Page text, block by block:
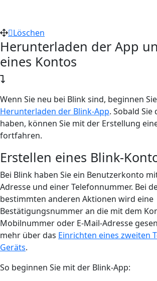
Löschen
Herunterladen der App
eines Kontos
Wenn Sie neu bei Blink sind, beginnen
Herunterladen der Blink-App. Sobald
haben, können Sie mit der Erstellung
fortfahren.
Erstellen eines Blink-
Bei Blink haben Sie ein Benutzerkonto
Adresse und einer Telefonnummer. Bei
bestimmten anderen Aktionen wird eine
Bestätigungsnummer an die mit dem
Mobilnummer oder E-Mail-Adresse
mehr über das Einrichten eines zweiten
Geräts.
So beginnen Sie mit der Blink-App: